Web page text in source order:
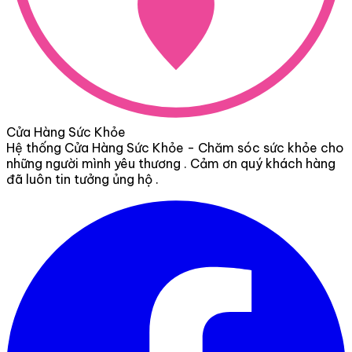
Cửa Hàng Sức Khỏe
Hệ thống Cửa Hàng Sức Khỏe - Chăm sóc sức khỏe cho
những người mình yêu thương . Cảm ơn quý khách hàng
đã luôn tin tưởng ủng hộ .